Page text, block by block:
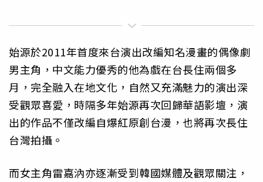
始源於2011年首度來台演出改編知名漫畫的偶像劇
男主角，中文能力優秀的他為戲在台長住兩個多
月，完全融入在地文化，自然又充滿魅力的演出深
受觀眾喜愛，時隔多年始源再次回歸華語影壇，演
出的作品不僅改編自爆紅原創台漫，也將再次長住
台灣拍攝。
而女主角雷嘉汭亦逐漸受到韓國媒體及觀眾關注，